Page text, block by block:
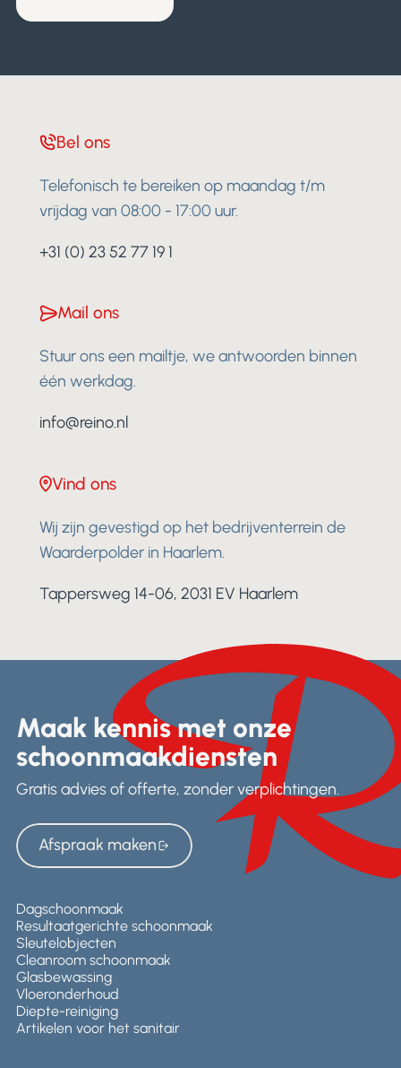
Bel ons
Telefonisch te bereiken op maandag t/m
vrijdag van 08:00 - 17:00 uur.
+31 (0) 23 52 77 19 1
Mail ons
Stuur ons een mailtje, we antwoorden binnen
één werkdag.
info@reino.nl
Vind ons
Wij zijn gevestigd op het bedrijventerrein de
Waarderpolder in Haarlem.
Tappersweg 14-06, 2031 EV Haarlem
Maak kennis met onze
schoonmaakdiensten
Gratis advies of offerte, zonder verplichtingen.
Afspraak maken
Afspraak maken
Dagschoonmaak
Resultaatgerichte schoonmaak
Sleutelobjecten
Cleanroom schoonmaak
Glasbewassing
Vloeronderhoud
Diepte-reiniging
Artikelen voor het sanitair